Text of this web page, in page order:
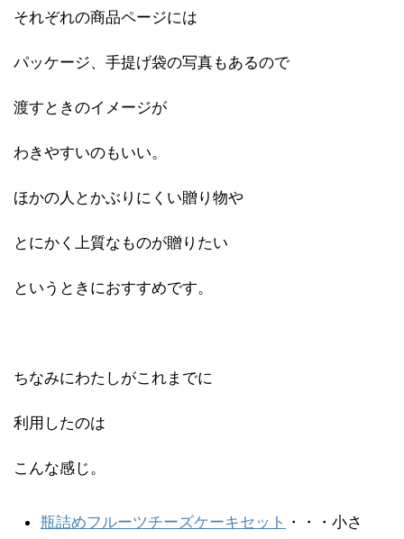
それぞれの商品ページには
パッケージ、手提げ袋の写真もあるので
渡すときのイメージが
わきやすいのもいい。
ほかの人とかぶりにくい贈り物や
とにかく上質なものが贈りたい
というときにおすすめです。
ちなみにわたしがこれまでに
利用したのは
こんな感じ。
瓶詰めフルーツチーズケーキセット ・・・小さ